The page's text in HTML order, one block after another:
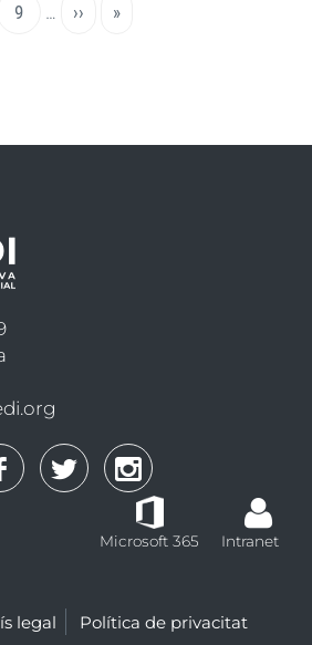
Page
9 …
Pàgina
››
Última
»
Microsoft 365 Intranet
legal Política de privacitat